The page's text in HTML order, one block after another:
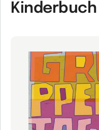
Kinderbuch